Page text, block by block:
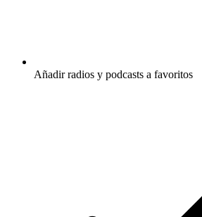
Añadir radios y podcasts a favoritos